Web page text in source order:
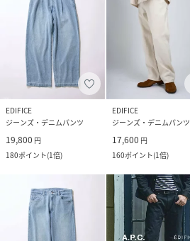
EDIFICE
ジーンズ・デニムパンツ
19,800 円
180ポイント(1倍)
EDIFICE
ジーンズ・デニムパンツ
17,600 円
160ポイント(1倍)